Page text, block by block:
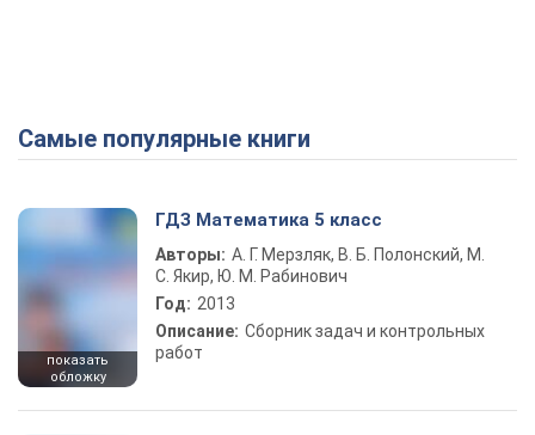
Самые популярные книги
показать
обложку
ГДЗ Математика 5 класс
Авторы: А. Г. Мерзляк, В. Б. Полонский, М.
С. Якир, Ю. М. Рабинович
Год: 2013
Описание: Сборник задач и контрольных
работ